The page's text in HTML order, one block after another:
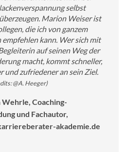
selbst
Marion Weiser ist
die ich von ganzem
empfehlen kann. Wer sich mit
auf seinen Weg der
macht, kommt schneller,
und zufriedener an sein Ziel.
@A. Heeger)
Coaching-
und Fachautor,
akademie.de